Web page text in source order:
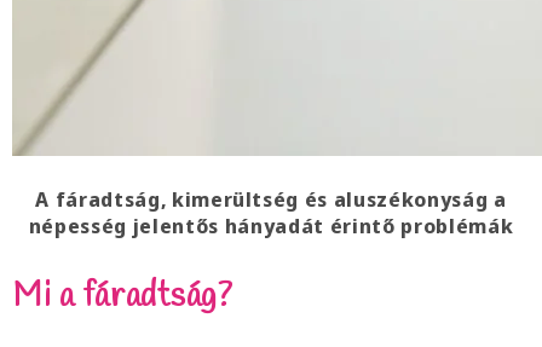
A fáradtság, kimerültség és aluszékonyság a
népesség jelentős hányadát érintő problémák
Mi a fáradtság?